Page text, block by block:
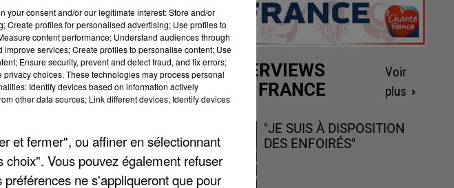
il avait fait son
Je pars dans le
LES INTERVIEWS
CHANTE FRANCE
Voir
plus
"JE SUIS À DISPOSITION
DES ENFOIRÉS"
your consent and/or our legitimate interest: Store and/or
Create profiles for personalised advertising; Use profiles to
content performance; Understand audiences through
services; Create profiles to personalise content; Use
Ensure security, prevent and detect fraud, and fix errors;
choices. These technologies may process personal
Identify devices based on information actively
other data sources; Link different devices; Identify devices
et fermer", ou affiner en sélectionnant
Vous pouvez également refuser
ne s'appliqueront que pour